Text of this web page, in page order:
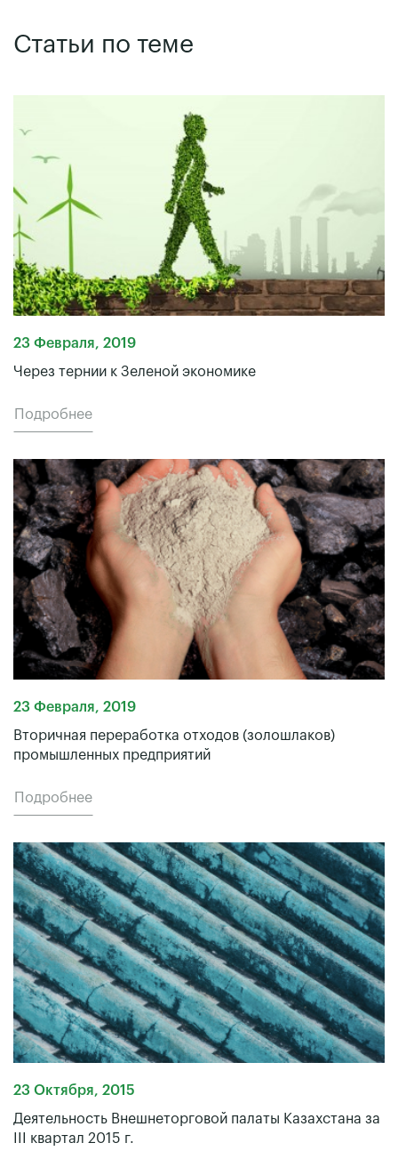
Статьи по теме
23 Февраля, 2019
Через тернии к Зеленой экономике
Подробнее
23 Февраля, 2019
Вторичная переработка отходов (золошлаков)
промышленных предприятий
Подробнее
23 Октября, 2015
Деятельность Внешнеторговой палаты Казахстана за
III квартал 2015 г.